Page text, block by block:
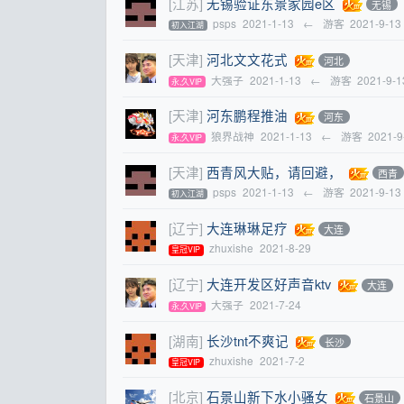
无锡
初入江湖 psps 2021-1-13 ← 游客 2021-9-13
[天津] 河北文文花式 河北
永,久VIP 大强子 2021-1-13 ← 游客 2021-9-
[天津] 河东鹏程推油 河东
永,久VIP 狼界战神 2021-1-13 ← 游客 2021-
[天津] 西青风大贴，请回避， 西青
初入江湖 psps 2021-1-13 ← 游客 2021-9-13
[辽宁] 大连琳琳足疗 大连
皇冠VIP zhuxishe 2021-8-29
[辽宁] 大连开发区好声音ktv 大连
永,久VIP 大强子 2021-7-24
[湖南] 长沙tnt不爽记 长沙
皇冠VIP zhuxishe 2021-7-2
[北京] 石景山新下水小骚女 石景山